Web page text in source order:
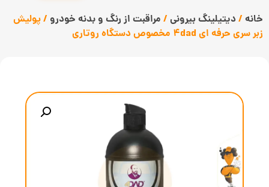
خانه / دیتیلینگ بیرونی / مراقبت از رنگ و بدنه خودرو / پولیش
زبر سری حرفه ای 4dad مخصوص دستگاه روتاری